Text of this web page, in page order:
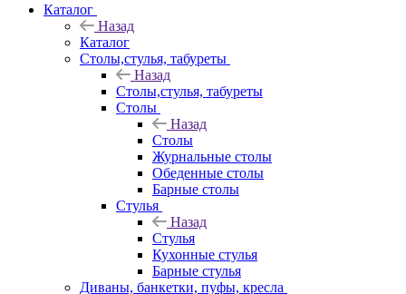
Каталог
Назад
Каталог
Столы,стулья, табуреты
Назад
Столы,стулья, табуреты
Столы
Назад
Столы
Журнальные столы
Обеденные столы
Барные столы
Стулья
Назад
Стулья
Кухонные стулья
Барные стулья
Диваны, банкетки, пуфы, кресла